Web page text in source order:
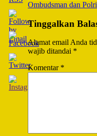
Ombudsman dan Polri
Tinggalkan
Alamat email Anda
wajib ditandai *
Komentar *